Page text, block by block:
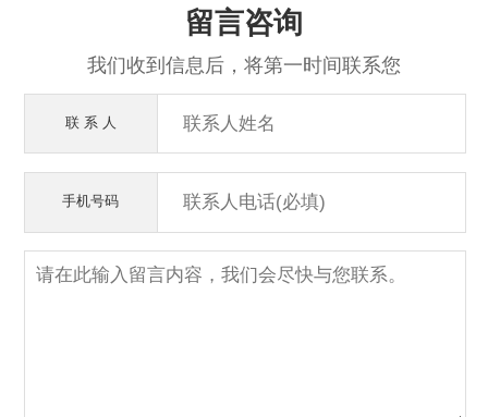
留言咨询
我们收到信息后，将第一时间联系您
联 系 人
手机号码